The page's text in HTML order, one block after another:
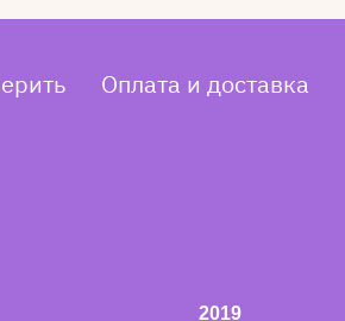
Оплата и доставка